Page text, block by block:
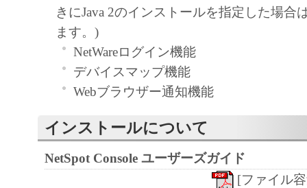
なる保証も、明示たると黙示たる
ないものとします。
キヤノン、キヤノンの子会社、キ
社、それらの販売代理店または販
「本ソフトウェア」の使用または
るいかなる損害（逸失利益および
たは付随的な損害を含むがこれら
ての損害を言います。）について
れる限り、一切の責任を負わない
きにJava 2のインストールを指定した場合
ます。)
NetWareログイン機能
デバイスマップ機能
Webブラウザー通知機能
インストールについて
NetSpot Console ユーザーズガイド
[ファイル